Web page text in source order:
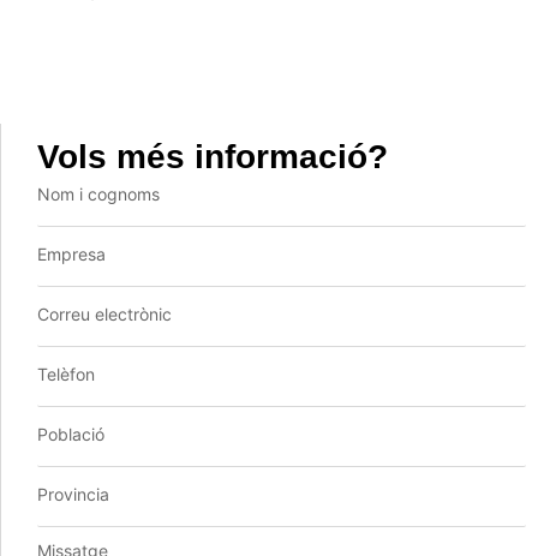
Vols més informació?